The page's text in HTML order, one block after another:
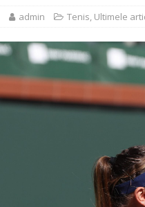
admin Tenis, Ultimele